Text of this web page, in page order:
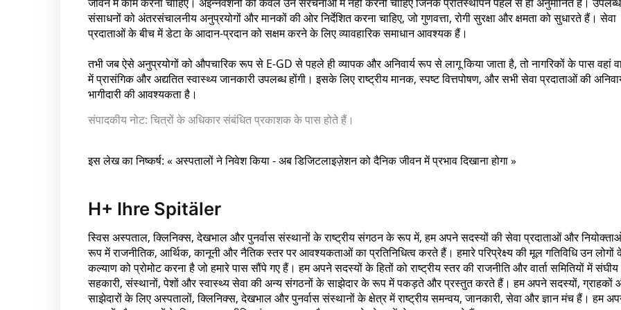
संसाधनों को अंतरसंचालनीय अनुप्रयोगों और मानकों की ओर निर्देशित करना चाहिए, जो गुणवत्ता, रोगी सुरक्षा और क्षमता को सुधारते हैं। सेवा
प्रदाताओं के बीच में डेटा के आदान-प्रदान को सक्षम करने के लिए व्यावहारिक समाधान आवश्यक हैं।
तभी जब ऐसे अनुप्रयोगों को औपचारिक रूप से E-GD से पहले ही व्यापक और अनिवार्य रूप से लागू किया जाता है, तो नागरिकों के पास वहां
में प्रासंगिक और अद्यतित स्वास्थ्य जानकारी उपलब्ध होंगी। इसके लिए राष्ट्रीय मानक, स्पष्ट वित्तपोषण, और सभी सेवा प्रदाताओं की
भागीदारी की आवश्यकता है।
संपादकीय नोट: चित्रों के अधिकार संबंधित प्रकाशक के पास होते हैं।
इस लेख का निष्कर्ष: « अस्पतालों ने निवेश किया - अब डिजिटलाइज़ेशन को दैनिक जीवन में प्रभाव दिखाना होगा »
H+ Ihre Spitäler
स्विस अस्पताल, क्लिनिक्स, देखभाल और पुनर्वास संस्थानों के राष्ट्रीय संगठन के रूप में, हम अपने सदस्यों की सेवा प्रदाताओं और
रूप में राजनीतिक, आर्थिक, कानूनी और नैतिक स्तर पर आवश्यकताओं का प्रतिनिधित्व करते हैं। हमारे परिप्रेक्ष्य की मूल गतिविधि उन लोगों
कल्याण को प्रोमोट करना है जो हमारे पास सौंपे गए हैं। हम अपने सदस्यों के हितों को राष्ट्रीय स्तर की राजनीति और वार्ता समितियों में संघीय
सहकारी, संस्थानों, पेशों और स्वास्थ्य सेवा की अन्य संगठनों के साझेदार के रूप में पकड़ते और प्रस्तुत करते हैं। हम अपने सदस्यों, ग्राहकों
साझेदारों के लिए अस्पतालों, क्लिनिक्स, देखभाल और पुनर्वास संस्थानों के क्षेत्र में राष्ट्रीय समन्वय, जानकारी, सेवा और ज्ञान मंच हैं। हम